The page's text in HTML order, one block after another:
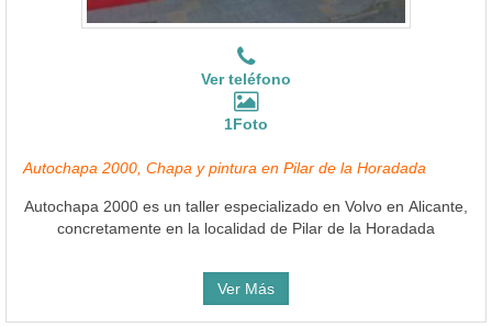
Ver teléfono
1Foto
Autochapa 2000, Chapa y pintura en Pilar de la Horadada
Autochapa 2000 es un taller especializado en Volvo en Alicante,
concretamente en la localidad de Pilar de la Horadada
Ver Más